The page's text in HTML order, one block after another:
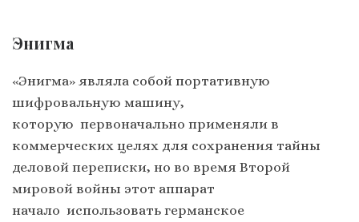
Энигма
«Энигма» являла собой портативную
шифровальную машину,
которую первоначально применяли в
коммерческих целях для сохранения тайны
деловой переписки, но во время Второй
мировой войны этот аппарат
начало использовать германское